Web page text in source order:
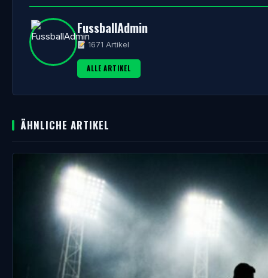
FussballAdmin
1671 Artikel
ALLE ARTIKEL
ÄHNLICHE ARTIKEL